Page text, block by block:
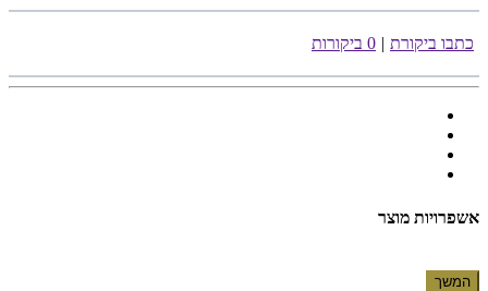
כתבו ביקורת | 0 ביקורות
אשפרויות מוצר
המשך